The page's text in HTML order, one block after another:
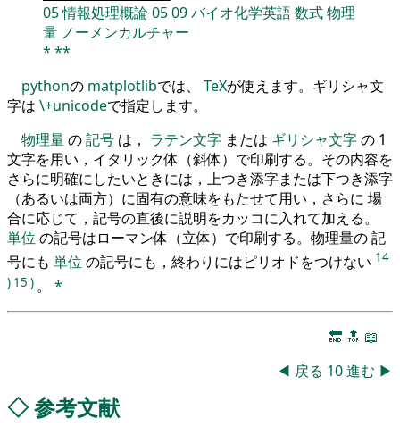
05情報処理概論0509バイオ化学英語数式物理
量 ノーメンカルチャー
* **
pythonの matplotlibでは、 TeXが使えます。ギリシャ文
字は \+unicodeで指定します。
物理量の記号 は， ラテン文字 または ギリシャ文字の 1
文字を用い，イタリック体（斜体）で印刷する。その内容を
さらに明確にしたいときには，上つき添字または下つき添字
（あるいは両方）に固有の意味をもたせて用い，さらに 場
合に応じて，記号の直後に説明をカッコに入れて加える。
単位 の記号はローマン体（立体）で印刷する。物理量の 記
号にも 単位 の記号にも，終わりにはピリオドをつけない 14
) 15 ) 。 *
🔚 🔝 📖
◀ 戻る 10進む ▶
◇参考文献